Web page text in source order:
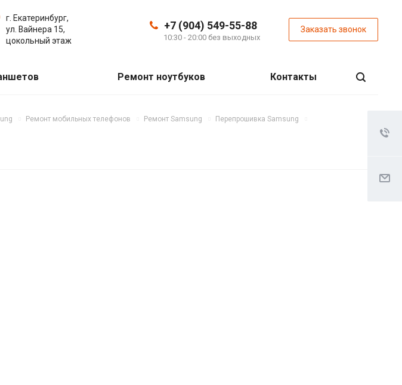
+7 (904) 549-55-88
10:30 - 20:00 без выходных
Заказать звонок
г. Екатеринбург,
ул. Вайнера 15,
цокольный этаж
Ремонт ноутбуков Контакты
Ремонт мобильных телефонов Ремонт Samsung Перепрошивка Samsung